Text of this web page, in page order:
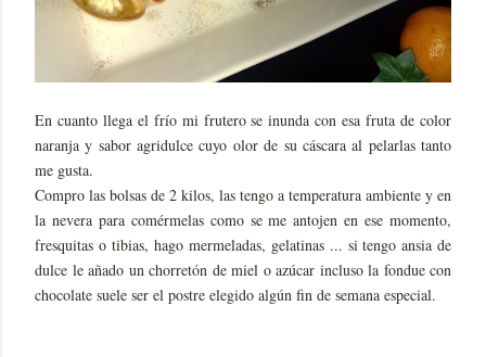
En cuanto llega el frío mi frutero se inunda con esa fruta de color
naranja y sabor agridulce cuyo olor de su cáscara al pelarlas tanto
me gusta.
Compro las bolsas de 2 kilos, las tengo a temperatura ambiente y en
la nevera para comérmelas como se me antojen en ese momento,
fresquitas o tibias, hago mermeladas, gelatinas ... si tengo ansia de
dulce le añado un chorretón de miel o azúcar incluso la fondue con
chocolate suele ser el postre elegido algún fin de semana especial.